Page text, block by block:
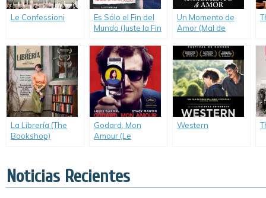
Le Confessioni
Es Sólo el Fin del
Mundo (Juste la Fin
Un Momento de
Amor (Mal de
La Librería (The
Bookshop)
Godard, Mon
Amour (Le
Western
Noticias Recientes